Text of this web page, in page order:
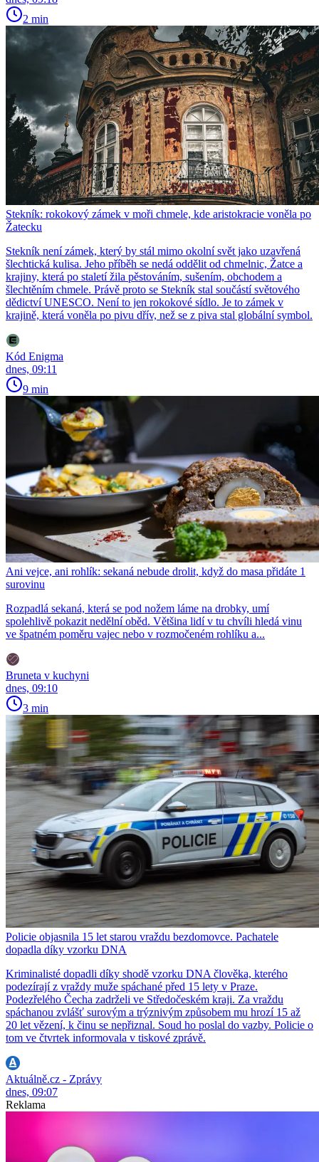
2 min
Stekník: rokokový zámek v moři chmele, kde aristokracie voněla po
Žatecku
Stekník není zámek, který by stál mimo okolní svět jako uzavřená
šlechtická kulisa. Jeho příběh se nedá oddělit od chmelnic, Žatce a
krajiny, která po staletí žila pěstováním, sušením, obchodem a
šlechtěním chmele. Právě proto se Stekník stal součástí světového
dědictví UNESCO. Není to jen rokokové sídlo. Je to zámek v
krajině, která voněla po pivu dřív, než se z piva stal globální symbol.
Kód Enigma
dnes, 09:11
9 min
Ani vejce, ani rohlík: sekaná nebude drolit, když do masa přidáte 1
surovinu
Rozpadlá sekaná, která se pod nožem láme na drobky, umí
spolehlivě pokazit nedělní oběd. Většina lidí v tu chvíli hledá vinu
ve špatném poměru vajec nebo v rozmočeném rohlíku a...
Bruneta v kuchyni
dnes, 09:10
3 min
Policie objasnila 15 let starou vraždu bezdomovce. Pachatele
dopadla díky vzorku DNA
Kriminalisté dopadli díky shodě vzorku DNA člověka, kterého
podezírají z vraždy muže spáchané před 15 lety v Praze.
Podezřelého Čecha zadrželi ve Středočeském kraji. Za vraždu
spáchanou zvlášť surovým a trýznivým způsobem mu hrozí 15 až
20 let vězení, k činu se nepřiznal. Soud ho poslal do vazby. Policie o
tom ve čtvrtek informovala v tiskové zprávě.
Aktuálně.cz - Zprávy
dnes, 09:07
Reklama